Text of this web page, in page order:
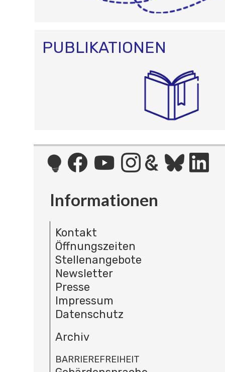
PUBLIKATIONEN
Informationen
Kontakt
Öffnungszeiten
Stellenangebote
Newsletter
Presse
Impressum
Datenschutz
Archiv
BARRIEREFREIHEIT